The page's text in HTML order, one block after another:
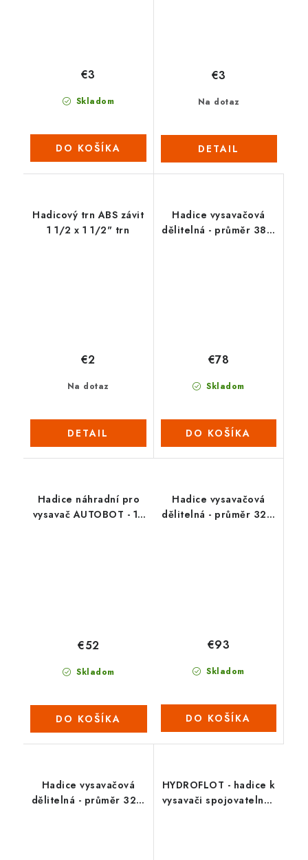
Skladom
€3
DO KOŠÍKA
Na dotaz
€3
DETAIL
Hadicový trn ABS závit
1 1/2 x 1 1/2" trn
Na dotaz
€2
DETAIL
Hadice vysavačová
dělitelná - průměr 38 /
Skladom
€78
DO KOŠÍKA
Hadice náhradní pro
vysavač AUTOBOT - 10
Skladom
€52
DO KOŠÍKA
Hadice vysavačová
dělitelná - průměr 32 /
Skladom
€93
DO KOŠÍKA
Hadice vysavačová
dělitelná - průměr 32 /
HYDROFLOT - hadice k
vysavači spojovatelná -